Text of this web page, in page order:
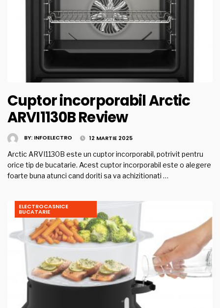
Cuptor incorporabil Arctic
ARVI1130B Review
BY: INFOELECTRO 12 MARTIE 2025
Arctic ARVI1130B este un cuptor incorporabil, potrivit pentru
orice tip de bucatarie. Acest cuptor incorporabil este o alegere
foarte buna atunci cand doriti sa va achizitionati …
ELECTROCASNICE
BUCATARIE